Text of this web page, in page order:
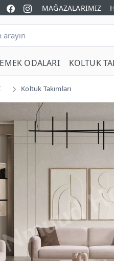
MAĞAZALARIMIZ
ODALARI KOLTUK
Koltuk Takımları